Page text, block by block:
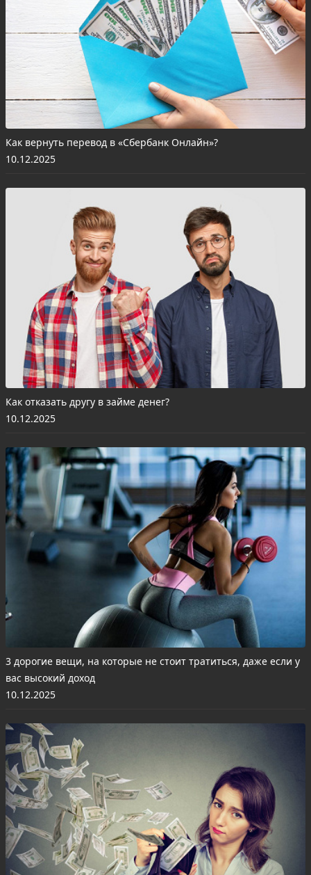
Как вернуть перевод в «Сбербанк Онлайн»?
10.12.2025
Как отказать другу в займе денег?
10.12.2025
3 дорогие вещи, на которые не стоит тратиться, даже если у
вас высокий доход
10.12.2025